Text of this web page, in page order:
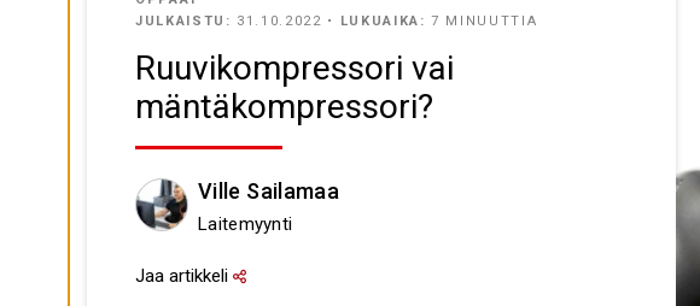
JULKAISTU: 31.10.2022 • LUKUAIKA: 7 MINUUTTIA
Ruuvikompressori vai
mäntäkompressori?
Ville Sailamaa
Laitemyynti
Jaa artikkeli